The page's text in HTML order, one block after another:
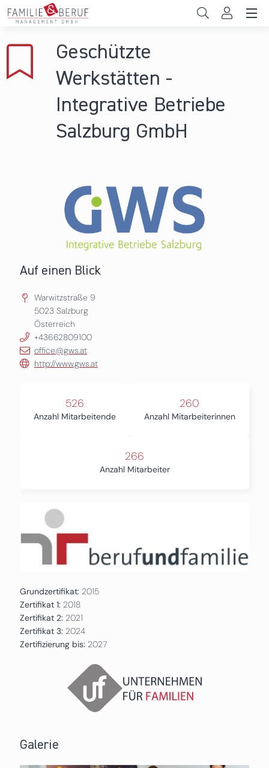
Direkt zum Inhalt
Gemeinden
Hochschulen
Persönliche Vereinbarkeit
Geschützte
Werkstätten -
Integrative Betriebe
Salzburg GmbH
Auf einen Blick
Warwitzstraße 9
5023 Salzburg
Österreich
+43662809100
office@gws.at
http://www.gws.at
526
Anzahl Mitarbeitende
260
Anzahl Mitarbeiterinnen
266
Anzahl Mitarbeiter
Grundzertifikat: 2015
Zertifikat 1: 2018
Zertifikat 2: 2021
Zertifikat 3: 2024
Zertifizierung bis: 2027
Galerie